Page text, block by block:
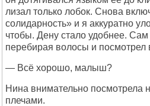
лизал только лобок. Снова
солидарность» и я аккуратно
чтобы. Дену стало удобнее.
перебирая волосы и посмотрел
— Всё хорошо, малыш?
Нина внимательно посмотрела
плечами.